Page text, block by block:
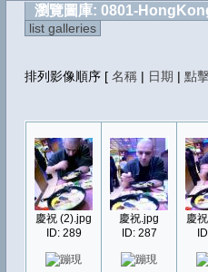
瀏覽圖庫: 0801-
list galleries
排列影像順序 [ 名稱 | 日期 | 點
慶祝 (2).jpg
ID: 289
慶祝.jpg
ID: 287
慶